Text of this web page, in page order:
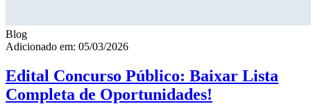
Blog
Adicionado em: 05/03/2026
Edital Concurso Público: Baixar Lista
Completa de Oportunidades!